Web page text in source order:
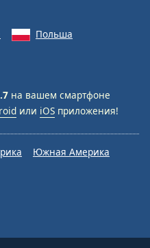
Польша
на вашем смартфоне
или iOS приложения!
Южная Америка